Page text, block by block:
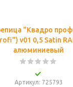
"Квадро
v01 0,5 Satin
алюминиевый
Артикул: 725793